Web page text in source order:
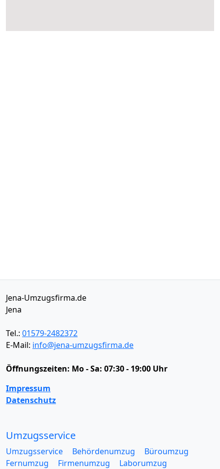
Jena-Umzugsfirma.de
Jena
Tel.: 01579-2482372
E-Mail: info@jena-umzugsfirma.de
Öffnungszeiten: Mo - Sa: 07:30 - 19:00 Uhr
Impressum
Datenschutz
Umzugsservice
Umzugsservice Behördenumzug
Büroumzug
Fernumzug
Firmenumzug
Laborumzug